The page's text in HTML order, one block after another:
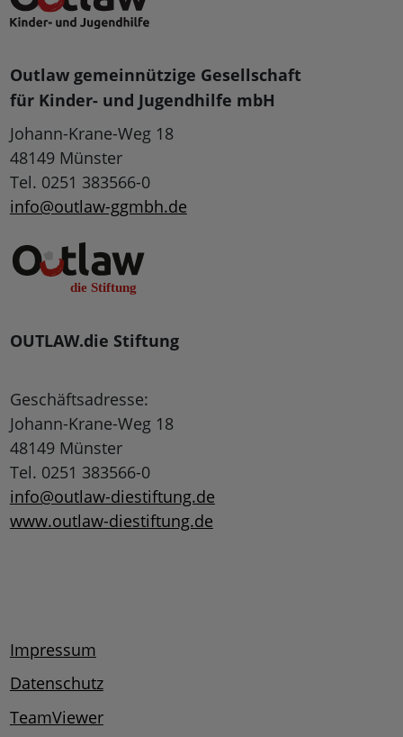
Outlaw gemeinnützige Gesellschaft
für Kinder- und Jugendhilfe mbH
Johann-Krane-Weg 18
48149 Münster
Tel. 0251 383566-0
info@outlaw-ggmbh.de
OUTLAW.die Stiftung
Geschäftsadresse:
Johann-Krane-Weg 18
48149 Münster
Tel. 0251 383566-0
info@outlaw-diestiftung.de
www.outlaw-diestiftung.de
Impressum
Datenschutz
TeamViewer